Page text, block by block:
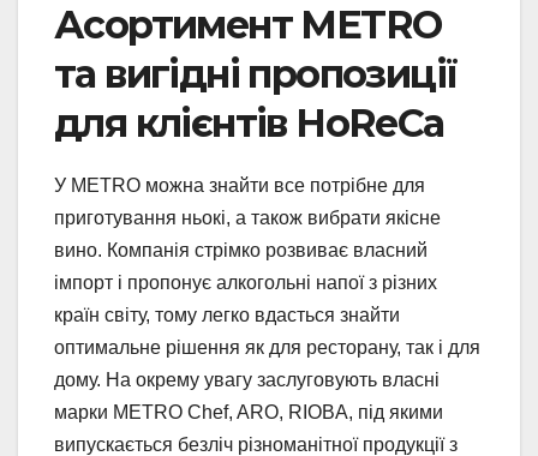
Асортимент METRO
та вигідні пропозиції
для клієнтів HoReCa
У METRO можна знайти все потрібне для
приготування ньокі, а також вибрати якісне
вино. Компанія стрімко розвиває власний
імпорт і пропонує алкогольні напої з різних
країн світу, тому легко вдасться знайти
оптимальне рішення як для ресторану, так і для
дому. На окрему увагу заслуговують власні
марки METRO Chef, ARO, RIOBA, під якими
випускається безліч різноманітної продукції з